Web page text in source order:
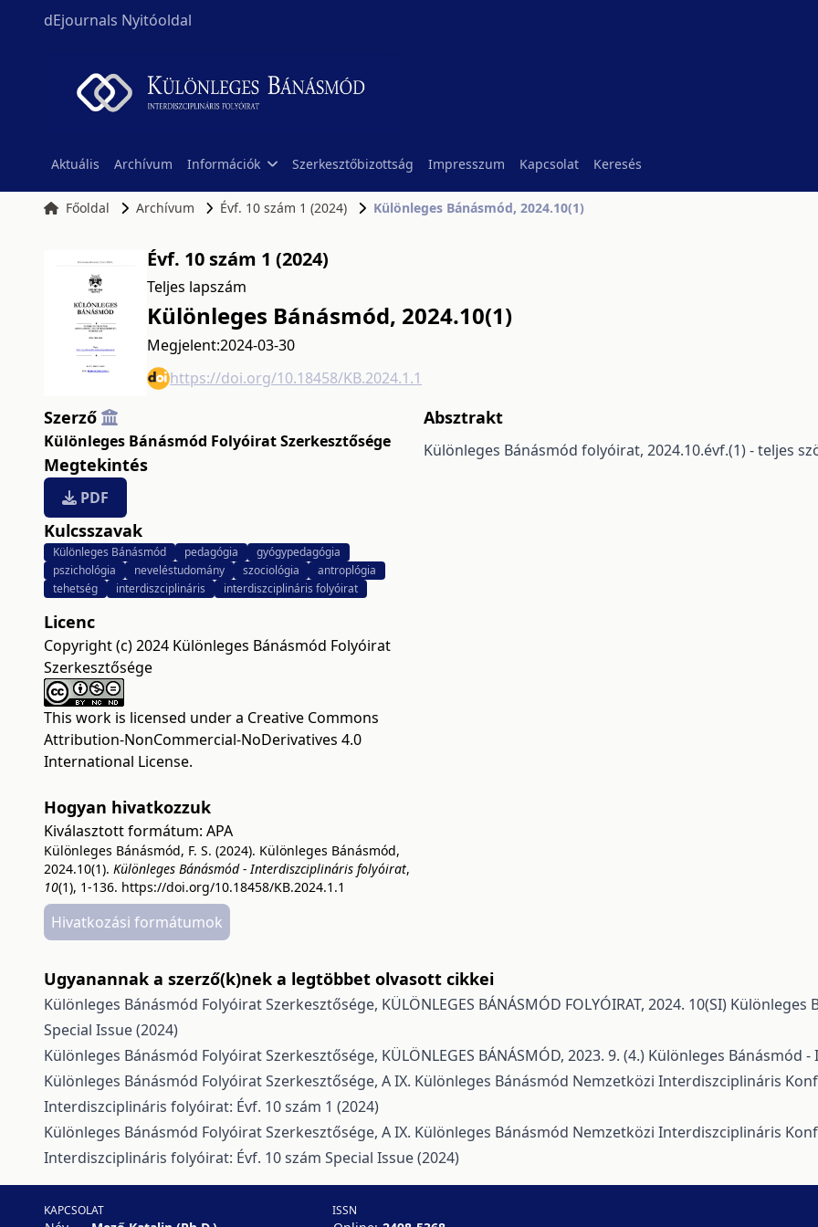
dEjournals Nyitóoldal
Aktuális Archívum Információk Szerkesztőbizottság Impresszum Kapcsolat Keresés
Főoldal Archívum Évf. 10 szám 1 (2024) Különleges Bánásmód, 2024.10(1)
Évf. 10 szám 1 (2024)
Teljes lapszám
Különleges Bánásmód, 2024.10(1)
Megjelent:2024-03-30
https://doi.org/10.18458/KB.2024.1.1
Szerző
Különleges Bánásmód Folyóirat Szerkesztősége
Megtekintés
PDF
Kulcsszavak
Különleges Bánásmód pedagógia
gyógypedagógia
pszichológia
neveléstudomány szociológia
antroplógia
tehetség
interdiszciplináris interdiszciplináris folyóirat
Licenc
Copyright (c) 2024 Különleges Bánásmód Folyóirat
Szerkesztősége
This work is licensed under a Creative Commons
Attribution-NonCommercial-NoDerivatives 4.0
International License.
Hogyan hivatkozzuk
Kiválasztott formátum: APA
Különleges Bánásmód, F. S. (2024). Különleges Bánásmód,
2024.10(1). Különleges Bánásmód - Interdiszciplináris folyóirat,
10(1), 1-136. https://doi.org/10.18458/KB.2024.1.1
Hivatkozási formátumok
Absztrakt
Különleges Bánásmód folyóirat, 2024.10.évf.(1) - teljes
Ugyanannak a szerző(k)nek a legtöbbet olvasott cikkei
Különleges Bánásmód Folyóirat Szerkesztősége, KÜLÖNLEGES BÁNÁSMÓD FOLYÓIRAT, 2024. 10(SI) Különleges
Special Issue (2024)
Különleges Bánásmód Folyóirat Szerkesztősége, KÜLÖNLEGES BÁNÁSMÓD, 2023. 9. (4.) Különleges Bánásmód
Különleges Bánásmód Folyóirat Szerkesztősége, A IX. Különleges Bánásmód Nemzetközi Interdiszciplináris
Interdiszciplináris folyóirat: Évf. 10 szám 1 (2024)
Különleges Bánásmód Folyóirat Szerkesztősége, A IX. Különleges Bánásmód Nemzetközi Interdiszciplináris
Interdiszciplináris folyóirat: Évf. 10 szám Special Issue (2024)
KAPCSOLAT ISSN